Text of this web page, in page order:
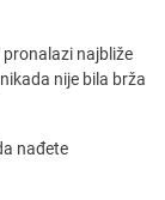
pronalazi najbliže
nije bila brža
nađete